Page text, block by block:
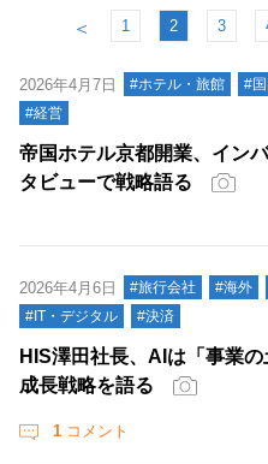
＜ 1 2 3
2026年4月7日 #ホテル・旅館 #
#経営
帝国ホテル京都開業、イン
タビューで戦略語る
2026年4月6日 #旅行会社 #海外
#IT・デジタル
#決済
HIS澤田社長、AIは「事業
成長戦略を語る
1 コメント